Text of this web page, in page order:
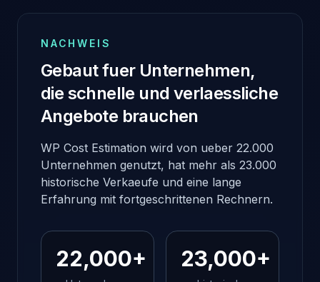
NACHWEIS
Gebaut fuer Unternehmen,
die schnelle und verlaessliche
Angebote brauchen
WP Cost Estimation wird von ueber 22.000
Unternehmen genutzt, hat mehr als 23.000
historische Verkaeufe und eine lange
Erfahrung mit fortgeschrittenen Rechnern.
22,000+ 23,000+